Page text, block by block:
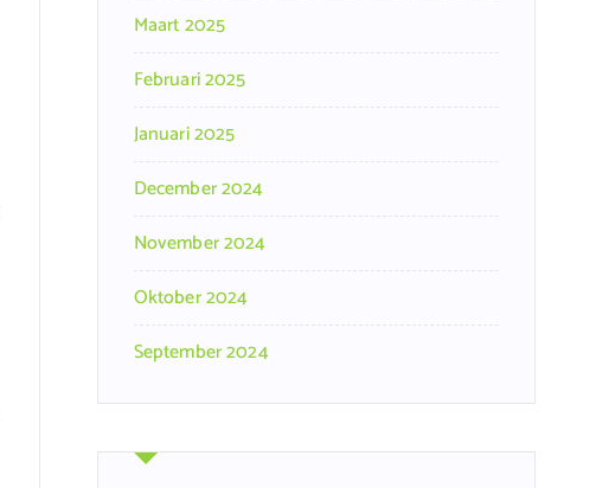
Maart 2025
Februari 2025
Januari 2025
December 2024
November 2024
Oktober 2024
September 2024